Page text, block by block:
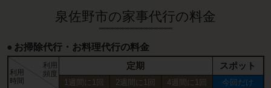
泉佐野市の家事代行の料金
お掃除代行・お料理代行の料金
利用
時間
利用
頻度
定期 スポット
1週間に1回 2週間に1回 4週間に1回 今回だけ